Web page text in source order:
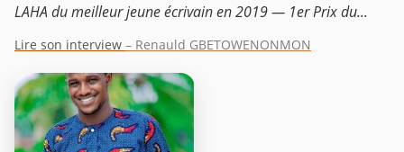
LAHA du meilleur jeune écrivain en 2019 — 1er Prix du...
Lire son interview – Renauld GBETOWENONMON